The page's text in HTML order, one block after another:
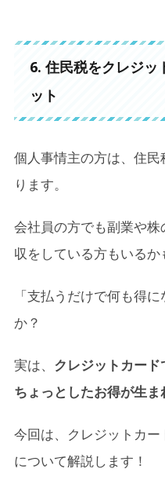
6.住民税をクレジッ
ット
個人事情主の方は、住
ります。
会社員の方でも副業や
収をしている方もいるか
「支払うだけで何も得
か？
実は、 クレジットカード
ちょっとしたお得が生ま
今回は、クレジットカ
について解説します！